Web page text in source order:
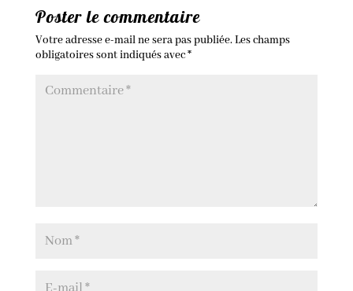
Poster le commentaire
Votre adresse e-mail ne sera pas publiée.Les champs
obligatoires sont indiqués avec*